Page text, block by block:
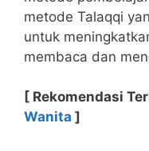
metode Talaqqi
untuk
membaca dan
[ Rekomendasi
Wanita ]